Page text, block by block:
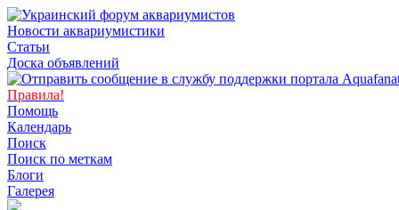
Новости аквариумистики
Статьи
Доска объявлений
Правила!
Помощь
Календарь
Поиск
Поиск по меткам
Блоги
Галерея